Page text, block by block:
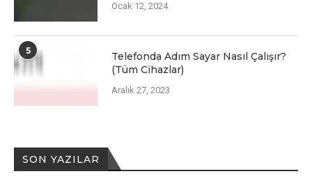
Ocak 12, 2024
5
Telefonda Adım Sayar Nasıl Çalışır?
(Tüm Cihazlar)
Aralık 27, 2023
SON YAZILAR